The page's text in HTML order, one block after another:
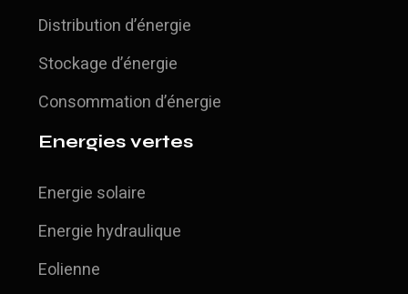
Distribution d’énergie
Stockage d’énergie
Consommation d’énergie
Energies vertes
Energie solaire
Energie hydraulique
Eolienne